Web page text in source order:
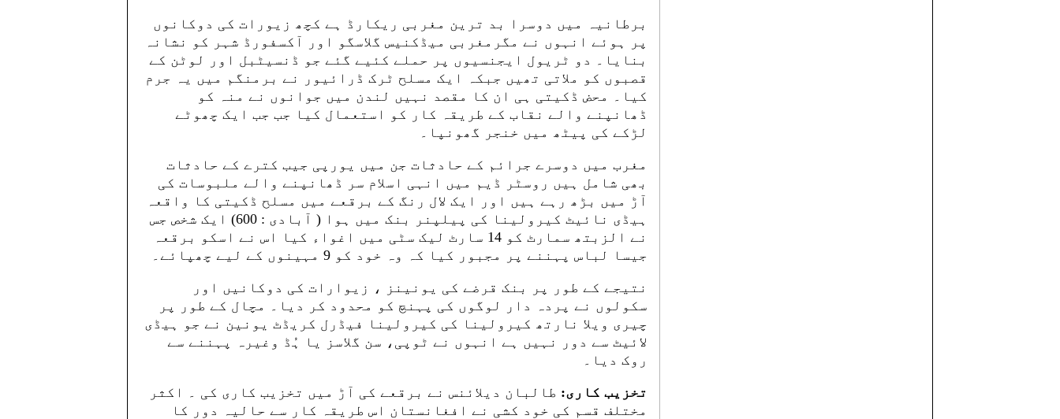
برطانیہ میں دوسرا بد ترین مغربی ریکارڈ ہے کچھ زیورات کی دوکانوں
پر ہوئے انہوں نے مگرمغربی میڈکنیس گلاسگو اور آکسفورڈ شہر کو نشانہ
بنایا۔ دو ٹریول ایجنسیوں پر حملے کئیے گئے جو ڈنسیٹبل اور لوٹن کے
قصبوں کو ملاتی تھیں جبکہ ایک مسلح ٹرک ڈرائیور نے برمنگم میں یہ جرم
کیا۔ محض ڈکیتی ہی ان کا مقصد نہیں لندن میں جوانوں نے منہ کو
ڈھانپنے والے نقاب کے طریقہ کار کو استعمال کیا جب جب ایک چھوٹے
لڑکے کی پیٹھ میں خنجر گھونپا۔
مغرب میں دوسرے جرائم کے حادثات جن میں یورپی جیب کترے کے حادثات
بھی شامل ہیں روسٹر ڈیم میں انہی اسلام سر ڈھانپنے والے ملبوسات کی
آڑ میں بڑھ رہے ہیں اور ایک لال رنگ کے برقعے میں مسلح ڈکیتی کا واقعہ
ہیڈی نائیٹ کیرولینا کی پیلپنر بنک میں ہوا ( آبادی : 600) ایک شخص جس
نے الزبتھ سمارٹ کو 14 سارٹ لیک سٹی میں اغواء کیا اس نے اسکو برقعہ
جیسا لباس پہننے پر مجبور کیا کہ وہ خود کو 9 مہینوں کے لیے چھپائے۔
نتیجے کے طور پر بنک قرضے کی یونینز ، زیوارات کی دوکانیں اور
سکولوں نے پردہ دار لوگوں کی پہنچ کو محدود کر دیا۔ مچال کے طور پر
چیری ویلا نارتھ کیرولینا کی کیرولینا فیڈرل کریڈٹ یونین نے جو ہیڈی
لائیٹ سے دور نہیں ہے انہوں نے ٹوپی، سن گلاسز یا ہُڈ وغیرہ پہننے سے
روک دیا۔
تخزیب کاری: طالبان دیلائنس نے برقعے کی آڑ میں تخزیب کاری کی ۔ اکثر
مختلف قسم کی خود کشی نے افغانستان اس طریقہ کار سے حالیہ دور کا